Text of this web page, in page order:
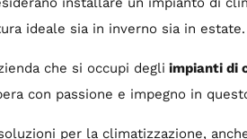
ideale sia in inverno sia in estate.
che si occupi degli impianti di
con passione e impegno in
per la climatizzazione,